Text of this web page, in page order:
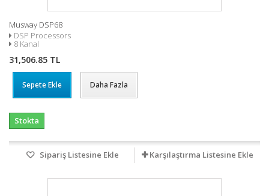
Musway DSP68
DSP Processors
8 Kanal
31,506.85 TL
Sepete Ekle Daha Fazla
Stokta
Sipariş Listesine Ekle Karşılaştırma Listesine Ekle